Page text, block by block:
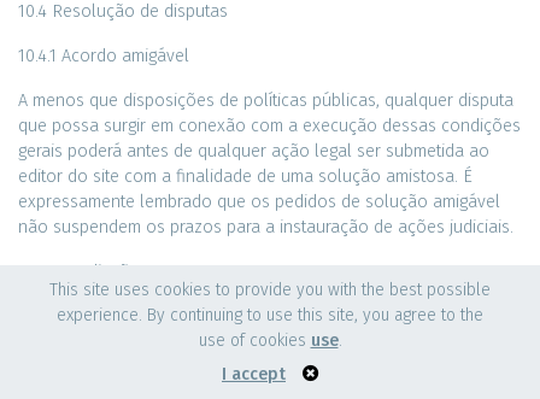
10.4 Resolução de disputas
10.4.1 Acordo amigável
A menos que disposições de políticas públicas, qualquer disputa
que possa surgir em conexão com a execução dessas condições
gerais poderá antes de qualquer ação legal ser submetida ao
editor do site com a finalidade de uma solução amistosa. É
expressamente lembrado que os pedidos de solução amigável
não suspendem os prazos para a instauração de ações judiciais.
10.4.2 Mediação
Além disso, o usuário reconhece ter sido informado da
possibilidade de usar um mediador. Mais informações no site,
clicando no seguinte link: http://ec.europa.eu/odr/
This site uses cookies to provide you with the best possible
experience. By continuing to use this site, you agree to the
use of cookies use.
I accept